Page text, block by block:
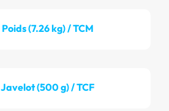
Poids (7.26 kg) / TCM
Javelot (500 g) / TCF